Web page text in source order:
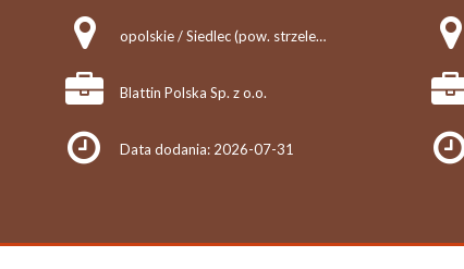
opolskie / Siedlec (pow. strzelecki, gm. Izbicko), k/Izbicka
Blattin Polska Sp. z o.o.
Data dodania: 2026-07-31